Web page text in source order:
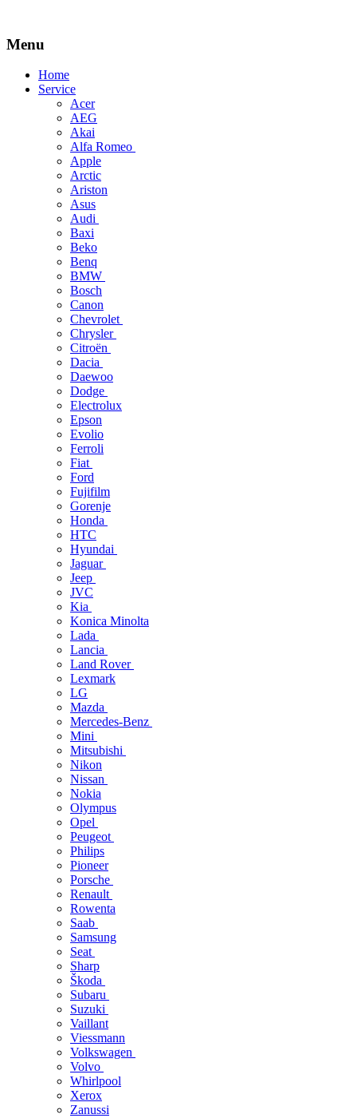
Menu
Skip
Home
Service
Acer
AEG
Akai
Alfa Romeo
Apple
Arctic
Ariston
Asus
Audi
Baxi
Beko
Benq
BMW
Bosch
Canon
Chevrolet
Chrysler
Citroën
Dacia
Daewoo
Dodge
Electrolux
Epson
Evolio
Ferroli
Fiat
Ford
Fujifilm
Gorenje
Honda
HTC
Hyundai
Jaguar
Jeep
JVC
Kia
Konica Minolta
Lada
Lancia
Land Rover
Lexmark
LG
Mazda
Mercedes-Benz
Mini
Mitsubishi
Nikon
Nissan
Nokia
Olympus
Opel
Peugeot
Philips
Pioneer
Porsche
Renault
Rowenta
Saab
Samsung
Seat
Sharp
Škoda
Subaru
Suzuki
Vaillant
Viessmann
Volkswagen
Volvo
Whirlpool
Xerox
Zanussi